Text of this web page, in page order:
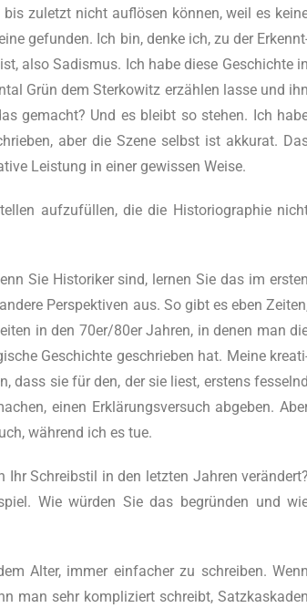
zuletzt nicht auflösen können, weil es
gefun­den. Ich bin, den­ke ich, zu der
also Sadis­mus. Ich habe die­se Geschich­te in
Grün dem Ster­ko­witz erzählen las­se und ihn
gemacht? Und es bleibt so ste­hen. Ich
aber die Sze­ne selbst ist akku­rat.
Leis­tung in einer gewis­sen Weise.
aufzufüllen, die die His­to­rio­gra­phie
Sie His­to­ri­ker sind, ler­nen Sie das im ers­ten
Per­spek­ti­ven aus. So gibt es eben
in den 70er/80er Jah­ren, in denen man
Geschich­te geschrie­ben hat. Mei­ne
dass sie für den, der sie liest, ers­tens fes­selnd
einen Erklärungsversuch abge­ben.
während ich es tue.
Schreib­stil in den letz­ten Jah­ren verändert?
Wie würden Sie das begründen und
Alter, immer ein­fa­cher zu schrei­ben. Wenn
man sehr kom­pli­ziert schreibt, Satz­kas­ka­den